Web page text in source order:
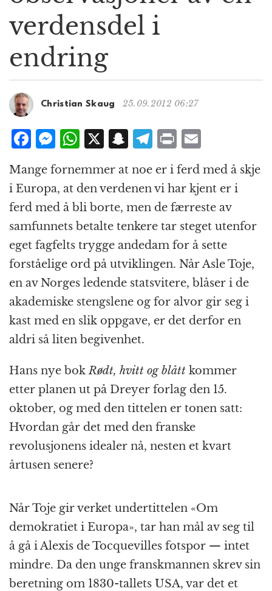
a
t
verdensdel i
endring
Christian Skaug 25.09.2012 06:27
F
c
e
b
o
o
k
M
e
ss
e
n
g
e
r
W
at
s
A
p
p
X S
a
p
c
h
at
T
e
g
r
a
m
P
ri
n
t
ai
l
Mange fornemmer at noe er i ferd med å skje
i Europa, at den verdenen vi har kjent er i
ferd med å bli borte, men de færreste av
samfunnets betalte tenkere tar steget utenfor
eget fagfelts trygge andedam for å sette
forståelige ord på utviklingen. Når Asle Toje,
en av Norges ledende statsvitere, blåser i de
akademiske stengslene og for alvor gir seg i
kast med en slik oppgave, er det derfor en
aldri så liten begivenhet.
Hans nye bokRødt, hvitt og blått kommer
etter planen ut på Dreyer forlag den 15.
oktober, og med den tittelen er tonen satt:
Hvordan går det med den franske
revolusjonens idealer nå, nesten et kvart
årtusen senere?
Når Toje gir verket undertittelen «Om
demokratiet i Europa», tar han mål av seg til
å gå i Alexis de Tocquevilles fotspor — intet
mindre. Da den unge franskmannen skrev sin
beretning om 1830-tallets USA, var det et